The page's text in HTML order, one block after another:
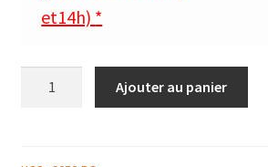
et14h) *
Ajouter au panier